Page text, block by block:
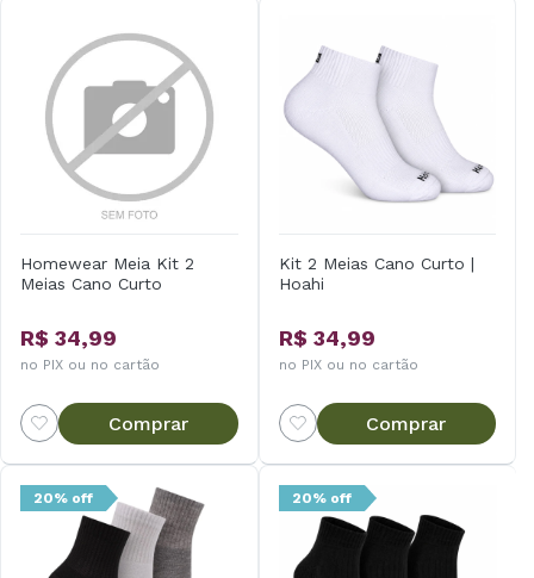
Homewear Meia Kit 2
Meias Cano Curto
R$ 34,99
no PIX ou no cartão
Comprar
Kit 2 Meias Cano Curto |
Hoahi
R$ 34,99
no PIX ou no cartão
Comprar
20% off 20% off